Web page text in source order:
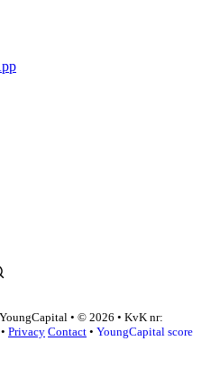
• © 2026 • KvK nr:
• Privacy Contact • YoungCapital score